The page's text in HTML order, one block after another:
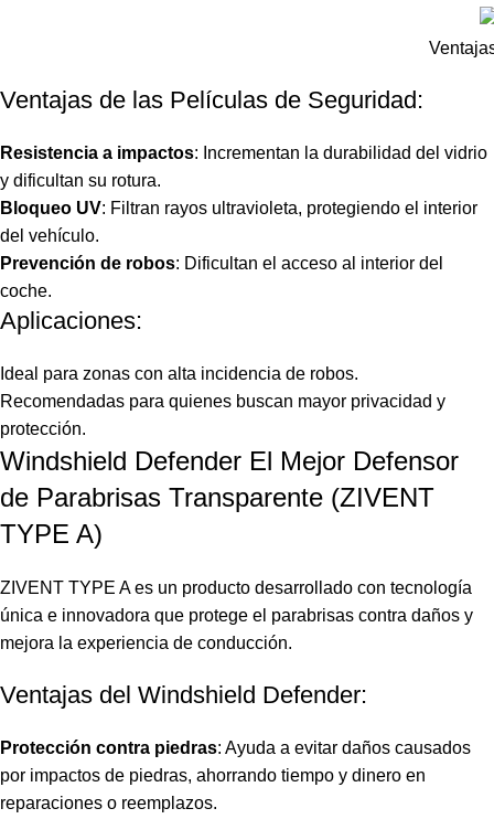
Ventajas de las Películas de Seguridad:
Resistencia a impactos: Incrementan la durabilidad del vidrio
y dificultan su rotura.
Bloqueo UV: Filtran rayos ultravioleta, protegiendo el interior
del vehículo.
Prevención de robos: Dificultan el acceso al interior del
coche.
Aplicaciones:
Ideal para zonas con alta incidencia de robos.
Recomendadas para quienes buscan mayor privacidad y
protección.
Windshield Defender El Mejor Defensor
de Parabrisas Transparente (ZIVENT
TYPE A)
ZIVENT TYPE A es un producto desarrollado con tecnología
única e innovadora que protege el parabrisas contra daños y
mejora la experiencia de conducción.
Ventajas del Windshield Defender:
Protección contra piedras: Ayuda a evitar daños causados
por impactos de piedras, ahorrando tiempo y dinero en
reparaciones o reemplazos.